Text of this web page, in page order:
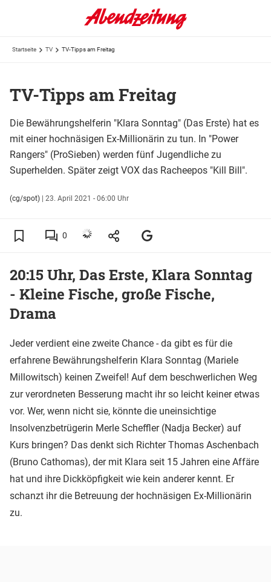
Startseite TV TV-Tipps am Freitag
TV-Tipps am Freitag
Die Bewährungshelferin "Klara Sonntag" (Das Erste) hat es
mit einer hochnäsigen Ex-Millionärin zu tun. In "Power
Rangers" (ProSieben) werden fünf Jugendliche zu
Superhelden. Später zeigt VOX das Racheepos "Kill Bill".
(cg/spot) | 23. April 2021 - 06:00 Uhr
0
20:15 Uhr, Das Erste, Klara Sonntag
- Kleine Fische, große Fische,
Drama
Jeder verdient eine zweite Chance - da gibt es für die
erfahrene Bewährungshelferin Klara Sonntag (Mariele
Millowitsch) keinen Zweifel! Auf dem beschwerlichen Weg
zur verordneten Besserung macht ihr so leicht keiner etwas
vor. Wer, wenn nicht sie, könnte die uneinsichtige
Insolvenzbetrügerin Merle Scheffler (Nadja Becker) auf
Kurs bringen? Das denkt sich Richter Thomas Aschenbach
(Bruno Cathomas), der mit Klara seit 15 Jahren eine Affäre
hat und ihre Dickköpfigkeit wie kein anderer kennt. Er
schanzt ihr die Betreuung der hochnäsigen Ex-Millionärin
zu.